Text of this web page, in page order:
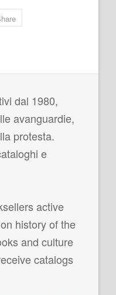
dal 1980,
avanguardie,
protesta.
e
active
history of the
and culture
catalogs